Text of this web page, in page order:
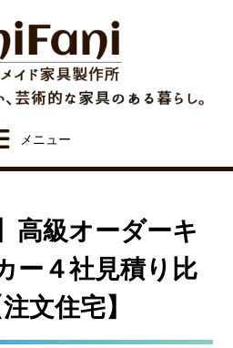
高級オーダーキ
ー４社見積り比
文住宅】